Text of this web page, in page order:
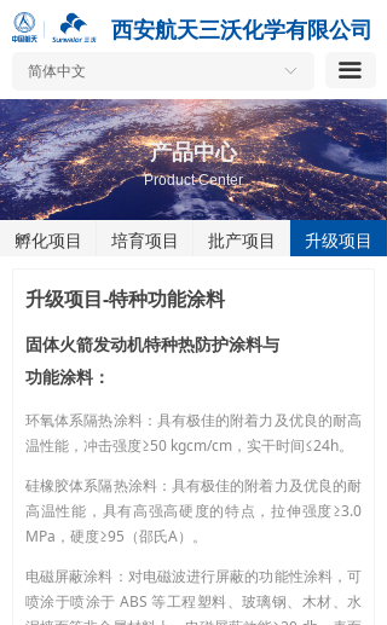
끀
ꀅ
简体中文
按钮
西安航天三沃化学有限公司
产品中心
Product Center
孵化项目 培育项目 批产项目 升级项目
升级项目-特种功能涂料
固体火箭发动机特种热防护涂料与
功能涂料：
环氧体系隔热涂料：具有极佳的附着力及优良的耐高
温性能，冲击强度≥50 kgcm/cm，实干时间≤24h。
硅橡胶体系隔热涂料：具有极佳的附着力及优良的耐
高温性能，具有高强高硬度的特点，拉伸强度≥3.0
MPa，硬度≥95（邵氏A）。
电磁屏蔽涂料：对电磁波进行屏蔽的功能性涂料，可
喷涂于喷涂于 ABS 等工程塑料、玻璃钢、木材、水